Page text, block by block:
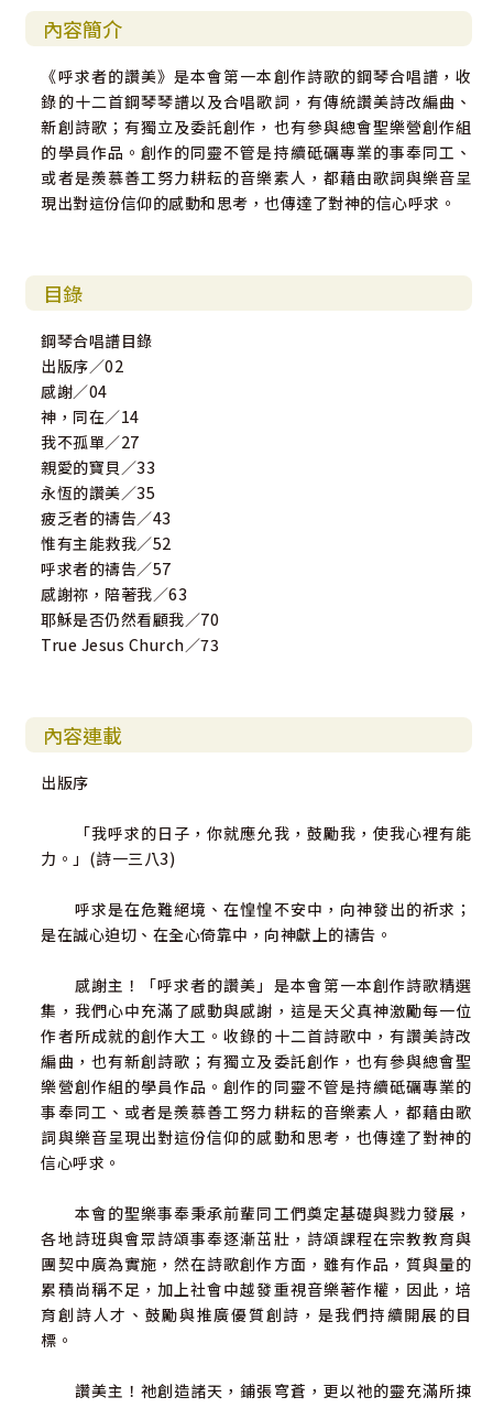
內容簡介
《呼求者的讚美》是本會第一本創作詩歌的鋼琴合唱譜，收
錄的十二首鋼琴琴譜以及合唱歌詞，有傳統讚美詩改編曲、
新創詩歌；有獨立及委託創作，也有參與總會聖樂營創作組
的學員作品。創作的同靈不管是持續砥礪專業的事奉同工、
或者是羨慕善工努力耕耘的音樂素人，都藉由歌詞與樂音呈
現出對這份信仰的感動和思考，也傳達了對神的信心呼求。
目錄
鋼琴合唱譜目錄
出版序／02
感謝／04
神，同在／14
我不孤單／27
親愛的寶貝／33
永恆的讚美／35
疲乏者的禱告／43
惟有主能救我／52
呼求者的禱告／57
感謝祢，陪著我／63
耶穌是否仍然看顧我／70
True Jesus Church／73
內容連載
出版序
「我呼求的日子，你就應允我，鼓勵我，使我心裡有能
力。」(詩一三八3)
呼求是在危難絕境、在惶惶不安中，向神發出的祈求；
是在誠心迫切、在全心倚靠中，向神獻上的禱告。
感謝主！「呼求者的讚美」是本會第一本創作詩歌精選
集，我們心中充滿了感動與感謝，這是天父真神激勵每一位
作者所成就的創作大工。收錄的十二首詩歌中，有讚美詩改
編曲，也有新創詩歌；有獨立及委託創作，也有參與總會聖
樂營創作組的學員作品。創作的同靈不管是持續砥礪專業的
事奉同工、或者是羨慕善工努力耕耘的音樂素人，都藉由歌
詞與樂音呈現出對這份信仰的感動和思考，也傳達了對神的
信心呼求。
本會的聖樂事奉秉承前輩同工們奠定基礎與戮力發展，
各地詩班與會眾詩頌事奉逐漸茁壯，詩頌課程在宗教教育與
團契中廣為實施，然在詩歌創作方面，雖有作品，質與量的
累積尚稱不足，加上社會中越發重視音樂著作權，因此，培
育創詩人才、鼓勵與推廣優質創詩，是我們持續開展的目
標。
讚美主！祂創造諸天，鋪張穹蒼，更以祂的靈充滿所揀